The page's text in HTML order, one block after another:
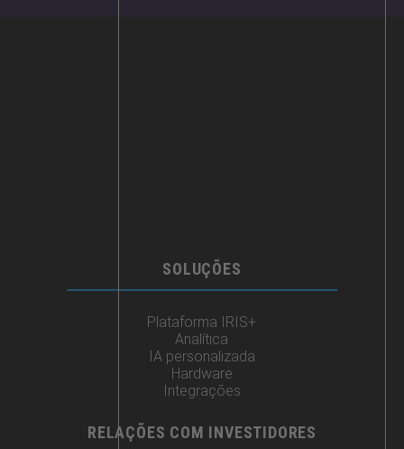
SOLUÇÕES
Plataforma IRIS+
Analítica
IA personalizada
Hardware
Integrações
RELAÇÕES COM INVESTIDORES